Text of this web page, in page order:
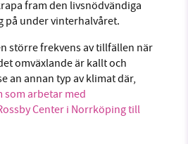
fram den livsnödvändiga
på under vinterhalvåret.
större frekvens av tillfällen när
omväxlande är kallt och
an annan typ av klimat där,
som arbetar med
Center i Norrköping till
hjälpa oss.
att swisha en slant till
vad vi vill göra